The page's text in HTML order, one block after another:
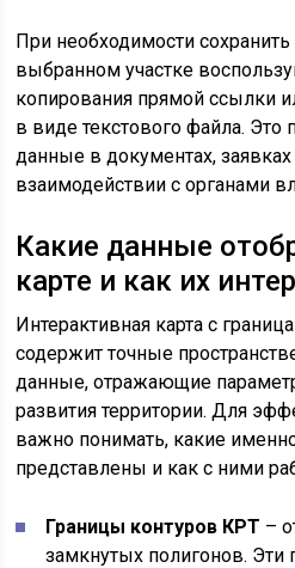
При необходимости
выбранном участке
копирования прямой ссылки
в виде текстового файла. Это
данные в документах,
взаимодействии с органами
Какие данные
карте и как их
Интерактивная карта с
содержит точные
данные, отражающие
развития территории. Для
важно понимать, какие
представлены и как с ними
Границы контуров КРТ –
замкнутых полигонов. Эти